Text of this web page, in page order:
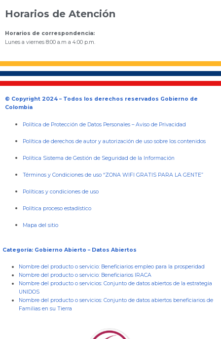
Horarios de Atención
Horarios de correspondencia:
Lunes a viernes 8:00 a.m a 4:00 p.m.
© Copyright 2024 – Todos los derechos reservados Gobierno de
Colombia
Política de Protección de Datos Personales –Aviso de Privacidad
Política de derechos de autor y autorización de uso sobre los contenidos
Política Sistema de Gestión de Seguridad de la Información
Términos y Condiciones de uso “ZONA WIFI GRATIS PARA LA GENTE”
Políticas y condiciones de uso
Política proceso estadístico
Mapa del sitio
Categoría: Gobierno Abierto – Datos Abiertos
Nombre del producto o servicio: Beneficiarios empleo para la prosperidad
Nombre del producto o servicio: Beneficiarios IRACA
Nombre del producto o servicios: Conjunto de datos abiertos de la estrategia
UNIDOS
Nombre del producto o servicios: Conjunto de datos abiertos beneficiarios de
Familias en su Tierra